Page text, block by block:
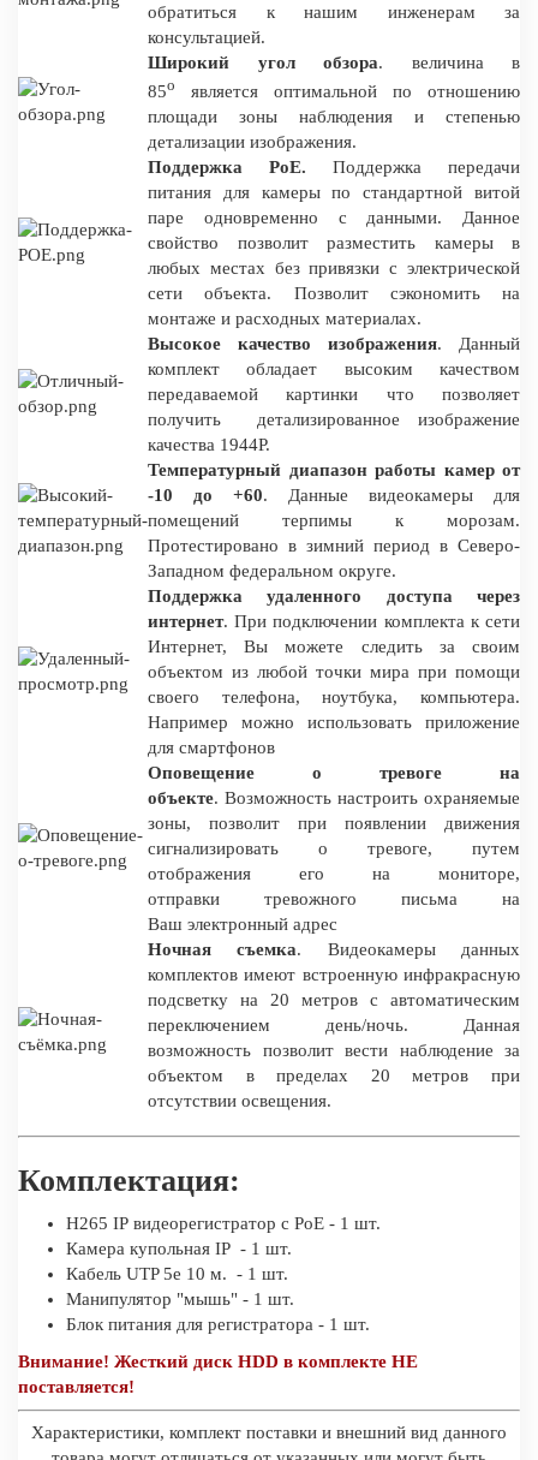
обратиться к нашим инженерам за
консультацией.
Широкий угол обзора. величина в
85о
является оптимальной по отношению
площади зоны наблюдения и степенью
детализации изображения.
Поддержка PoE. Поддержка передачи
питания для камеры по стандартной витой
паре одновременно с данными. Данное
свойство позволит разместить камеры в
любых местах без привязки с электрической
сети объекта. Позволит сэкономить на
монтаже и расходных материалах.
Высокое качество изображения. Данный
комплект обладает высоким качеством
передаваемой картинки что позволяет
получить детализированное изображение
качества 1944P.
Температурный диапазон работы камер от
-10 до +60. Данные видеокамеры для
помещений терпимы к морозам.
Протестировано в зимний период в Северо-
Западном федеральном округе.
Поддержка удаленного доступа через
интернет. При подключении комплекта к сети
Интернет, Вы можете следить за своим
объектом из любой точки мира при помощи
своего телефона, ноутбука, компьютера.
Например можно использовать приложение
для смартфонов
Оповещение о тревоге на
объекте. Возможность настроить охраняемые
зоны, позволит при появлении движения
сигнализировать о тревоге, путем
отображения его на мониторе,
отправки тревожного письма на
Ваш электронный адрес
Ночная съемка. Видеокамеры данных
комплектов имеют встроенную инфракрасную
подсветку на 20 метров с автоматическим
переключением день/ночь. Данная
возможность позволит вести наблюдение за
объектом в пределах 20 метров при
отсутствии освещения.
Комплектация:
H265 IP видеорегистратор c PoE - 1 шт.
Камера купольная IP - 1 шт.
Кабель UTP 5e 10 м. - 1 шт.
Манипулятор "мышь" - 1 шт.
Блок питания для регистратора - 1 шт.
Внимание! Жесткий диск HDD в комплекте НЕ
поставляется!
Характеристики, комплект поставки и внешний вид данного